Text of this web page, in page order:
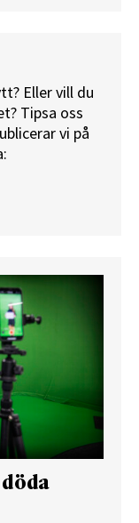
Eller vill du
Tipsa oss
vi på